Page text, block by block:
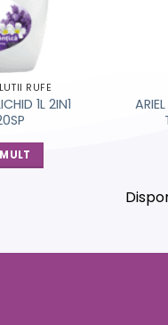
RUFE
1L 2IN1